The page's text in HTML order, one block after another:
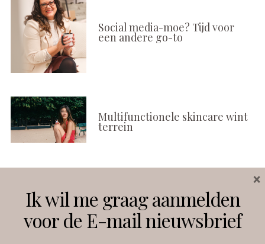
Social media-moe? Tijd voor
een andere go-to
Multifunctionele skincare wint
terrein
Instagram Facebook
Ik wil me graag aanmelden
voor de E-mail nieuwsbrief
×